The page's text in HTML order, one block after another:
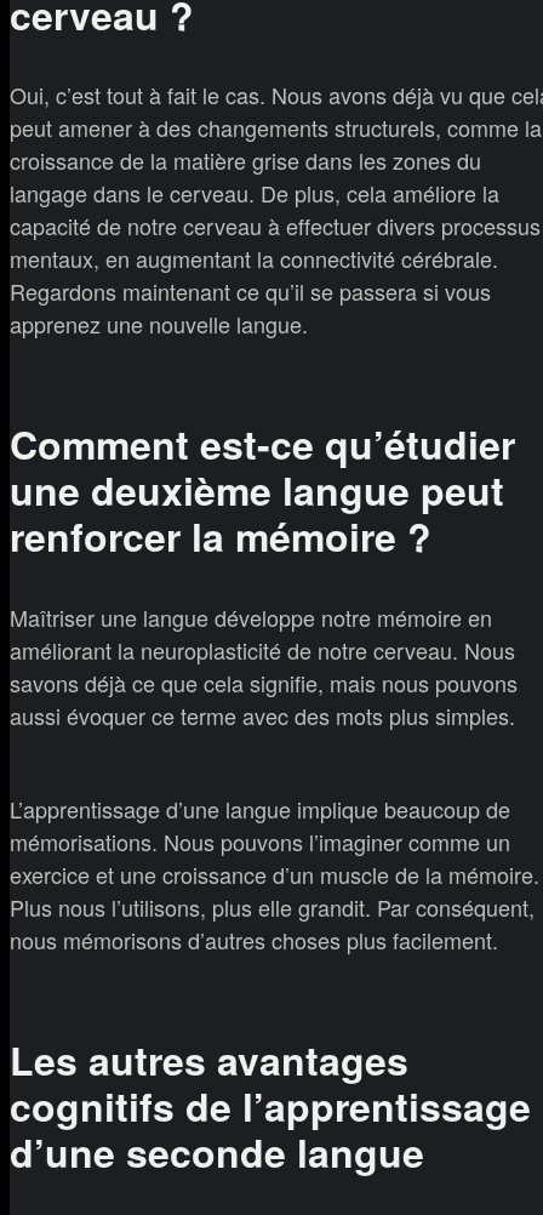
cerveau ?
Oui, c’est tout à fait le cas. Nous avons déjà vu que
peut amener à des changements structurels, comme la
croissance de la matière grise dans les zones du
langage dans le cerveau. De plus, cela améliore la
capacité de notre cerveau à effectuer divers processus
mentaux, en augmentant la connectivité cérébrale.
Regardons maintenant ce qu’il se passera si vous
apprenez une nouvelle langue.
Comment est-ce qu’étudier
une deuxième langue peut
renforcer la mémoire ?
Maîtriser une langue développe notre mémoire en
améliorant la neuroplasticité de notre cerveau. Nous
savons déjà ce que cela signifie, mais nous pouvons
aussi évoquer ce terme avec des mots plus simples.
L’apprentissage d’une langue implique beaucoup de
mémorisations. Nous pouvons l’imaginer comme un
exercice et une croissance d’un muscle de la mémoire.
Plus nous l’utilisons, plus elle grandit. Par conséquent,
nous mémorisons d’autres choses plus facilement.
Les autres avantages
cognitifs de l’apprentissage
d’une seconde langue